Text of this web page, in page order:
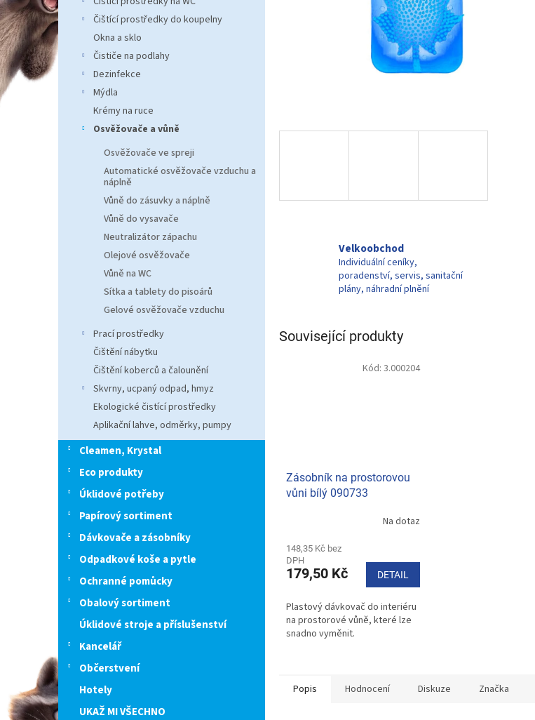
n
e
l
Čištící prostředky do koupelny
Okna a sklo
Čističe na podlahy
Dezinfekce
Mýdla
Krémy na ruce
Osvěžovače a vůně
Osvěžovače ve spreji
Automatické osvěžovače vzduchu a
náplně
Vůně do zásuvky a náplně
Vůně do vysavače
Neutralizátor zápachu
Olejové osvěžovače
Vůně na WC
Sítka a tablety do pisoárů
Gelové osvěžovače vzduchu
Prací prostředky
Čištění nábytku
Čištění koberců a čalounění
Skvrny, ucpaný odpad, hmyz
Ekologické čistící prostředky
Aplikační lahve, odměrky, pumpy
Cleamen, Krystal
Eco produkty
Úklidové potřeby
Papírový sortiment
Dávkovače a zásobníky
Odpadkové koše a pytle
Ochranné pomůcky
Obalový sortiment
Úklidové stroje a příslušenství
Kancelář
Občerstvení
Hotely
UKAŽ MI VŠECHNO
Velkoobchod
Individuální ceníky,
poradenství, servis, sanitační
plány, náhradní plnění
Související produkty
Zásobník na prostorovou
vůni bílý 090733
Na dotaz
148,35 Kč bez
DPH
179,50 Kč DETAIL
Plastový dávkovač do interiéru
na prostorové vůně, které lze
snadno vyměnit.
Kód: 3.000204
Popis Hodnocení Diskuze Značka